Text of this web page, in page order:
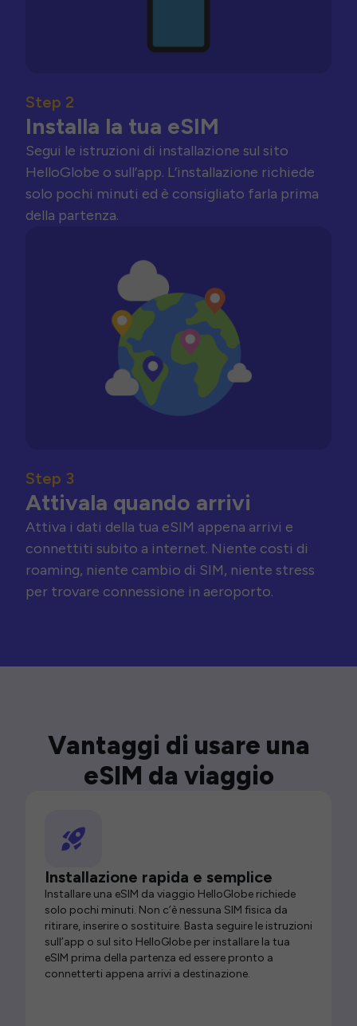
Step 2
Installa la tua eSIM
Segui le istruzioni di installazione sul sito
HelloGlobe o sull’app. L’installazione richiede
solo pochi minuti ed è consigliato farla prima
della partenza.
Step 3
Attivala quando arrivi
Attiva i dati della tua eSIM appena arrivi e
connettiti subito a internet. Niente costi di
roaming, niente cambio di SIM, niente stress
per trovare connessione in aeroporto.
Vantaggi di usare una
eSIM da viaggio
Installazione rapida e semplice
Installare una eSIM da viaggio HelloGlobe richiede
solo pochi minuti. Non c’è nessuna SIM fisica da
ritirare, inserire o sostituire. Basta seguire le istruzioni
sull’app o sul sito HelloGlobe per installare la tua
eSIM prima della partenza ed essere pronto a
connetterti appena arrivi a destinazione.